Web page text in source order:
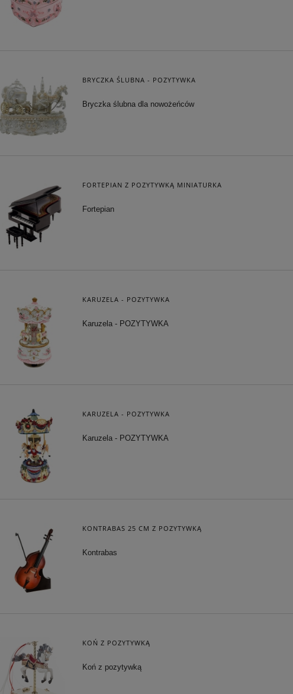
SEKSTANS MOSIĘŻNY W ETUI
SKÓRZANYM
296,65 zł
DO KOSZYKA
BRYCZKA ŚLUBNA - POZYTYWKA
Bryczka ślubna dla nowożeńców
FORTEPIAN Z POZYTYWKĄ MINIATURKA
Fortepian
KARUZELA - POZYTYWKA
Karuzela - POZYTYWKA
KARUZELA - POZYTYWKA
Karuzela - POZYTYWKA
KONTRABAS 25 CM Z POZYTYWKĄ
Kontrabas
KOŃ Z POZYTYWKĄ
Koń z pozytywką